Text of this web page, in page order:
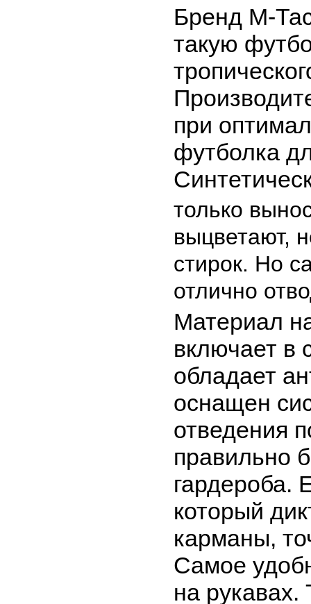
Бренд М-
такую
при
футболка
только
выцветают,
стирок. Но
отлично
Материал
включает в
обладает
оснащен
отведения
правильно
гардероба.
который
карманы,
Самое
на